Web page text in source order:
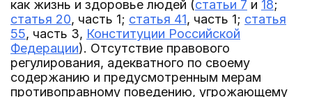
как жизнь и здоровье людей (статьи 7 и 18;
статья 20, часть 1; статья 41, часть 1; статья
55, часть 3, Конституции Российской
Федерации). Отсутствие правового
регулирования, адекватного по своему
содержанию и предусмотренным мерам
противоправному поведению, угрожающему